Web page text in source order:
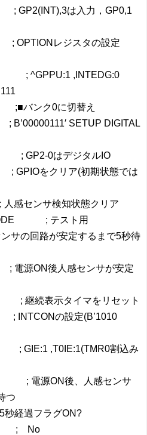
は入力，GP0,1
レジスタの設定
; ^GPPU:1 ,INTEDG:0
ンク0に切替え
SETUP DIGITAL
0はデジタルIO
クリア(初期状態では
ンサ検知状態クリア
; テスト用
サの回路が安定するまで5秒待
ON後人感センサが安定
続表示タイマをリセット
の設定(B’1010
,T0IE:1(TMR0割込み
後、人感センサ
つ
経過フラグON?
; No